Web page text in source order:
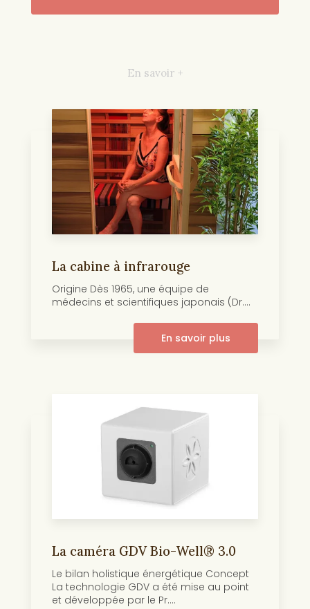
En savoir +
La cabine à infrarouge
Origine Dès 1965, une équipe de
médecins et scientifiques japonais (Dr....
En savoir plus
La caméra GDV Bio-Well® 3.0
Le bilan holistique énergétique Concept
La technologie GDV a été mise au point
et développée par le Pr....